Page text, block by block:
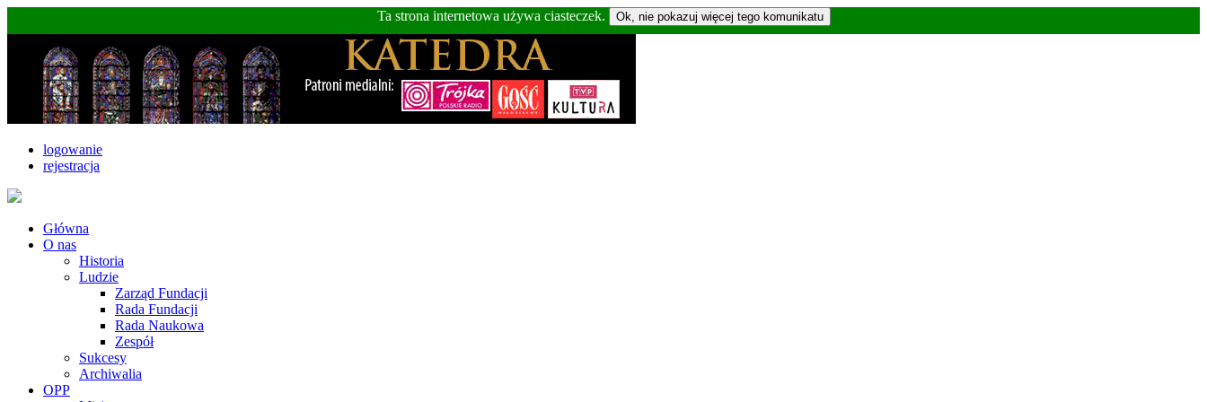
Ta strona internetowa używa ciasteczek.
logowanie
rejestracja
Główna
O nas
Historia
Ludzie
Zarząd Fundacji
Rada Fundacji
Rada Naukowa
Zespół
Sukcesy
Archiwalia
OPP